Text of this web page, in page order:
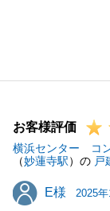
金額面でもご
きありがとう
お住み替えの
また不動産の
い。
お知り合いの
ゃれば、是非
お客様評価
横浜センター コ
（妙蓮寺駅）の 戸
E様
E様 2025年